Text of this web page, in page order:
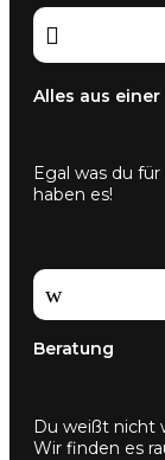

Alles aus einer
Egal was du
haben es!
w
Beratung
Du weißt nicht
Wir finden es